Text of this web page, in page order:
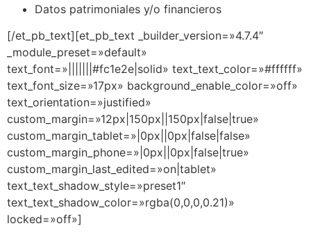
Datos patrimoniales y/o financieros
[/et_pb_text][et_pb_text _builder_version=»4.7.4″
_module_preset=»default»
text_font=»|||||||#fc1e2e|solid» text_text_color=»#ffffff»
text_font_size=»17px» background_enable_color=»off»
text_orientation=»justified»
custom_margin=»12px|150px||150px|false|true»
custom_margin_tablet=»|0px||0px|false|false»
custom_margin_phone=»|0px||0px|false|true»
custom_margin_last_edited=»on|tablet»
text_text_shadow_style=»preset1″
text_text_shadow_color=»rgba(0,0,0,0.21)»
locked=»off»]